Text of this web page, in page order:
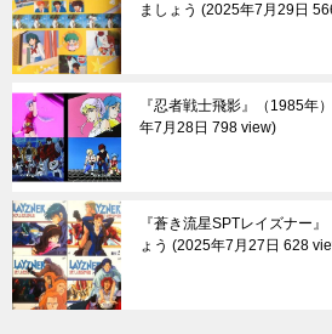
ましょう
2025年7月29日
『忍者戦士飛影』（1985年
年7月28日 798 view
『蒼き流星SPTレイズナー
ょう
2025年7月27日 628